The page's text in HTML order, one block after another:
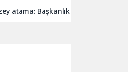
atama: Başkanlık görevine Billy